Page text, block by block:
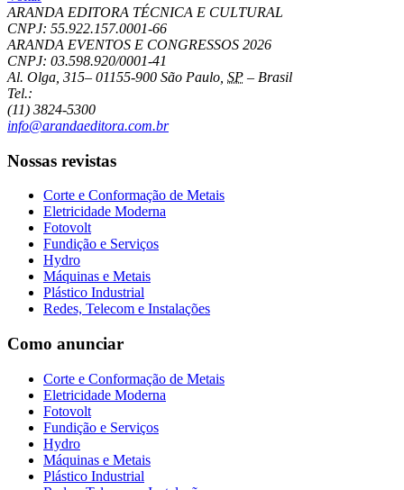
ARANDA EDITORA TÉCNICA E CULTURAL
CNPJ: 55.922.157.0001-66
ARANDA EVENTOS E CONGRESSOS 2026
CNPJ: 03.598.920/0001-41
Al. Olga, 315– 01155-900 São Paulo SP – Brasil
Tel.:
(11) 3824-5300
info@arandaeditora.com.br
Nossas revistas
Corte e Conformação de Metais
Eletricidade Moderna
Fotovolt
Fundição e Serviços
Hydro
Máquinas e Metais
Plástico Industrial
Redes, Telecom e Instalações
Como anunciar
Corte e Conformação de Metais
Eletricidade Moderna
Fotovolt
Fundição e Serviços
Hydro
Máquinas e Metais
Plástico Industrial